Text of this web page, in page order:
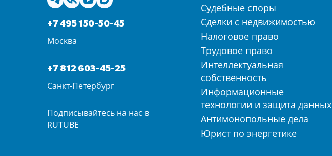
+7 495 150-50-45
Москва
+7 812 603-45-25
Санкт-Петербург
Подписывайтесь на нас в
RUTUBE
Судебные споры
Сделки с недвижимостью
Налоговое право
Трудовое право
Интеллектуальная
собственность
Информационные
технологии и защита данных
Антимонопольные дела
Юрист по энергетике